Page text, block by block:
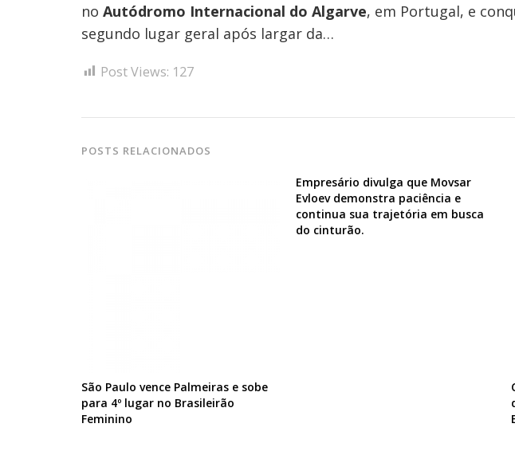
no Autódromo Internacional do Algarve, em Portugal, e
segundo lugar geral após largar da…
Post Views: 127
POSTS RELACIONADOS
São Paulo vence Palmeiras e sobe
para 4º lugar no Brasileirão
Feminino
Empresário divulga que Movsar
Evloev demonstra paciência e
continua sua trajetória em busca
do cinturão.